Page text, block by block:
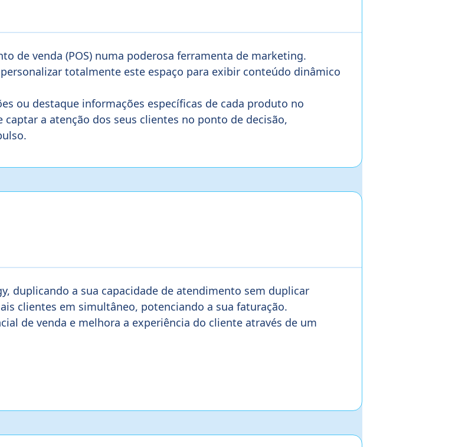
de venda (POS) numa poderosa ferramenta de marketing.
totalmente este espaço para exibir conteúdo dinâmico
ou destaque informações específicas de cada produto no
a atenção dos seus clientes no ponto de decisão,
duplicando a sua capacidade de atendimento sem duplicar
clientes em simultâneo, potenciando a sua faturação.
de venda e melhora a experiência do cliente através de um